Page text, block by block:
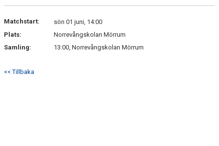
KONTAKT
Matchstart:
sön 01 juni, 14:00
Plats:
Norrevångskolan Mörrum
Samling:
13:00, Norrevångskolan Mörrum
<< Tillbaka